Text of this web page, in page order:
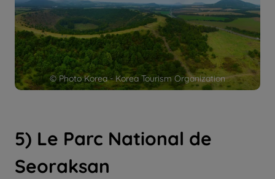
© Photo Korea - Korea Tourism Organization
5) Le Parc National de
Seoraksan